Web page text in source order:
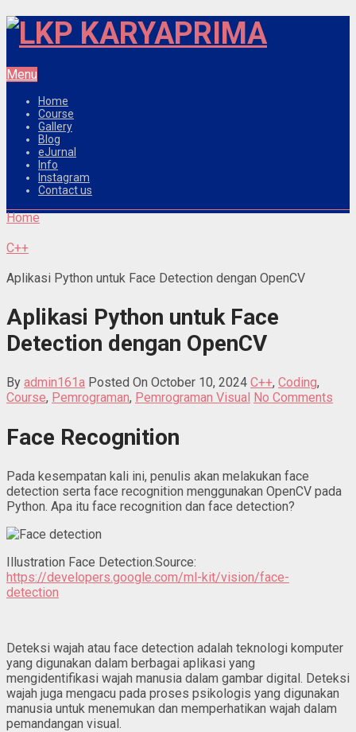
Menu
Home
Course
Gallery
Blog
eJurnal
Info
Instagram
Contact us
Home
C++
Aplikasi Python untuk Face Detection dengan OpenCV
Aplikasi Python untuk Face
Detection dengan OpenCV
By admin161a Posted On October 10, 2024 C++, Coding,
Course, Pemrograman, Pemrograman Visual No Comments
Face Recognition
Pada kesempatan kali ini, penulis akan melakukan face
detection serta face recognition menggunakan OpenCV pada
Python. Apa itu face recognition dan face detection?
Illustration Face Detection.Source:
https://developers.google.com/ml-kit/vision/face-
detection
Deteksi wajah atau face detection adalah teknologi komputer
yang digunakan dalam berbagai aplikasi yang
mengidentifikasi wajah manusia dalam gambar digital. Deteksi
wajah juga mengacu pada proses psikologis yang digunakan
manusia untuk menemukan dan memperhatikan wajah dalam
pemandangan visual.